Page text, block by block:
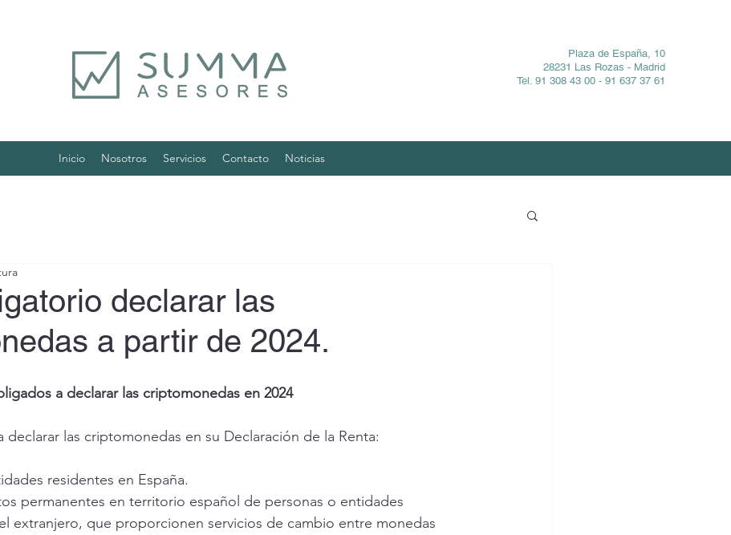
Plaza de España, 10
28231 Las Rozas - Madrid
Tel. 91 308 43 00 - 91 637 37 61
Inicio Nosotros Servicios Contacto Noticias
declarar las
a partir de 2024.
a declarar las criptomonedas en 2024
declarar las criptomonedas en su Declaración de la Renta:
residentes en España.
permanentes en territorio español de personas o entidades
extranjero, que proporcionen servicios de cambio entre monedas